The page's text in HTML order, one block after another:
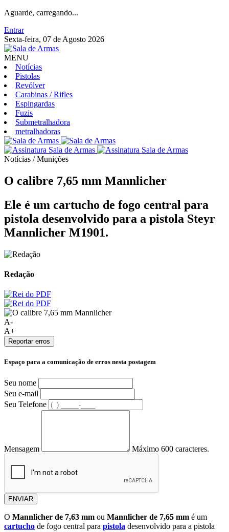
Aguarde, carregando...
Entrar
Sexta-feira, 07 de Agosto 2026
MENU
Notícias
Pistolas
Revólver
Carabinas / Rifles
Espingardas
Fuzis
Submetralhadora
metralhadoras
Notícias / Munições
O calibre 7,65 mm Mannlicher
Ele é um cartucho de fogo central para
pistola desenvolvido para a pistola Steyr
Mannlicher M1901.
Redação
A-
A+
Reportar erros
Espaço para a comunicação de erros nesta postagem
Seu nome
Seu e-mail
Seu Telefone
Mensagem Máximo 600 caracteres.
ENVIAR
O Mannlicher de 7,63 mm ou Mannlicher de 7,65 mm é um
cartucho de fogo central para pistola desenvolvido para a pistola